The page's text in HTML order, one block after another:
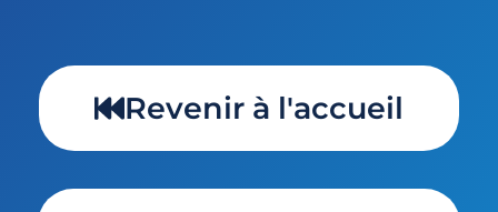
Revenir à l'accueil